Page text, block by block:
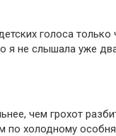
голоса только
я не слышала уже
чем грохот
по холодному